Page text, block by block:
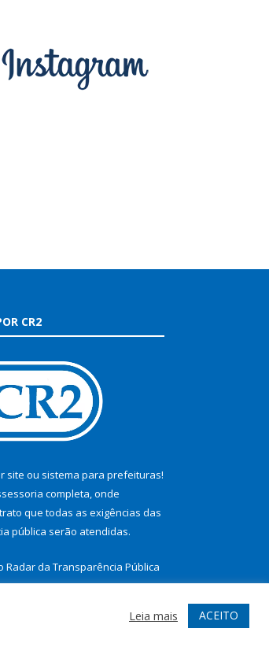
CR2
site ou sistema para prefeituras!
completa, onde
que todas as exigências das
pública serão atendidas.
Radar da Transparência Pública
Leia mais ACEITO